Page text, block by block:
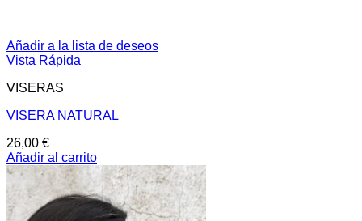
Añadir a la lista de deseos
Vista Rápida
VISERAS
VISERA NATURAL
26,00 €
Añadir al carrito